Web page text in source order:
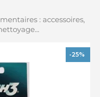
: accessoires,
-25%